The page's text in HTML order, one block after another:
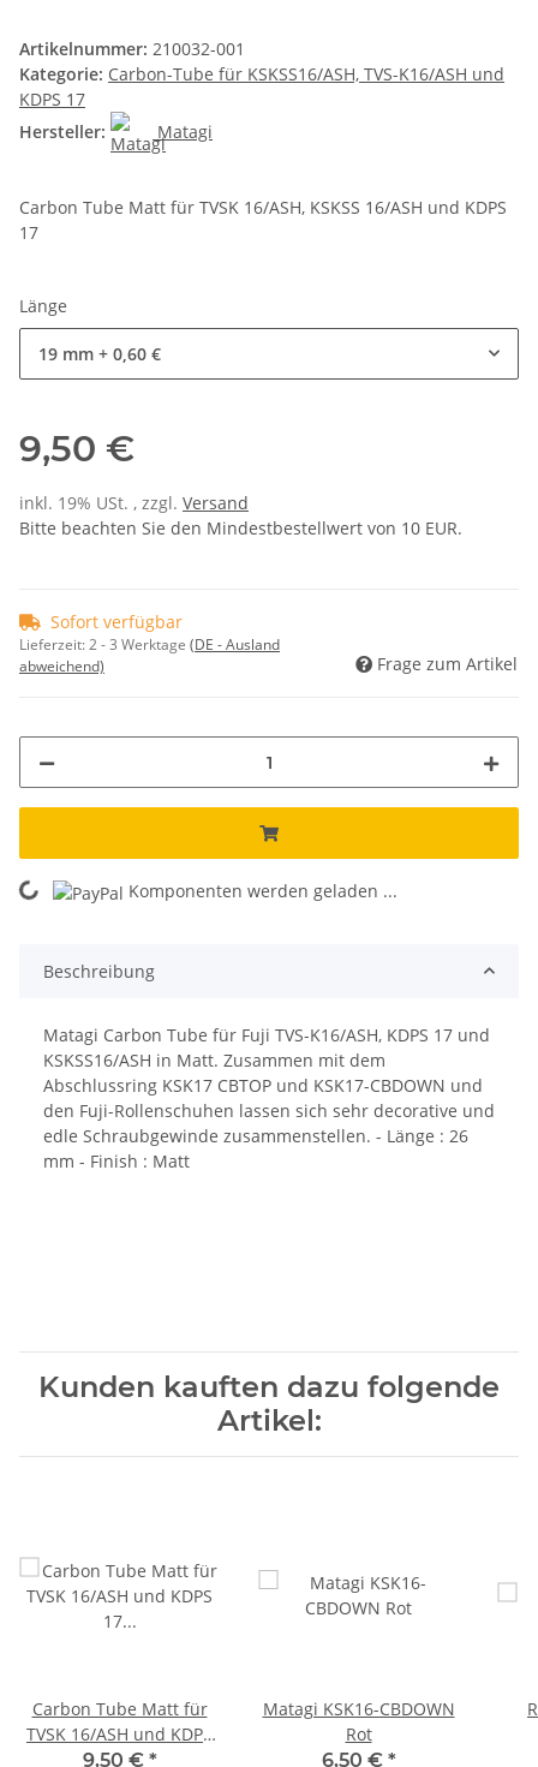
Artikelnummer: 210032-001
Kategorie: Carbon-Tube für KSKSS16/ASH, TVS-K16/ASH und
KDPS 17
Hersteller:
Matagi
Carbon Tube Matt für TVSK 16/ASH, KSKSS 16/ASH und KDPS
17
Länge
19 mm + 0,60 €
9,50 €
inkl. 19% USt. , zzgl. Versand
Bitte beachten Sie den Mindestbestellwert von 10 EUR.
Sofort verfügbar
Lieferzeit:2 - 3 Werktage (DE - Ausland
abweichend)
Frage zum Artikel
Loading... Komponenten werden geladen ...
Beschreibung
Matagi Carbon Tube für Fuji TVS-K16/ASH, KDPS 17 und
KSKSS16/ASH in Matt. Zusammen mit dem
Abschlussring KSK17 CBTOP und KSK17-CBDOWN und
den Fuji-Rollenschuhen lassen sich sehr decorative und
edle Schraubgewinde zusammenstellen. - Länge : 26
mm - Finish : Matt
Kunden kauften dazu folgende
Artikel:
Carbon Tube Matt für
TVSK 16/ASH und KDPS
17 Länge 26 mm
9,50 € *
Matagi KSK16-CBDOWN
Rot
6,50 € *